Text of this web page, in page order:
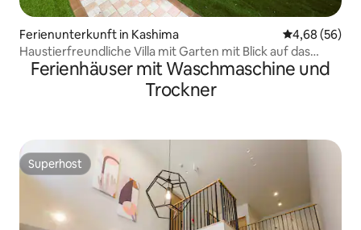
Ferienunterkunft in Kashima
4,68 (56)
Haustierfreundliche Villa mit Garten mit Blick auf das
Meer, Grill erlaubt, maximal 5 Personen, Parkplatz
verfügbar [10 % Rabatt für 2 Nächte]
Ferienhäuser mit Waschmaschine und
Trockner
Superhost
Superhost